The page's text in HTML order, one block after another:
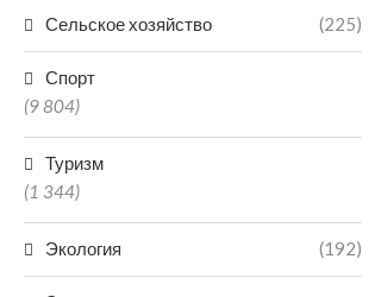
ТРАДИЦИОННОГО КОСТЮМА
НАРОДОВ ДАГЕСТАНА
08.08.2026
Сельское хозяйство (225)
Спорт
(9 804)
Туризм
(1 344)
Экология (192)